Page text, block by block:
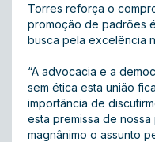
Torres reforça o
promoção de padrões
busca pela excelência
“A advocacia e a
sem ética esta união
importância de
esta premissa de
magnânimo o assunto